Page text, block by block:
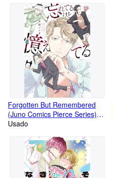
Forgotten But Remembered
(Juno Comics Pierce Series)
(Japanese Language Book)
Usado